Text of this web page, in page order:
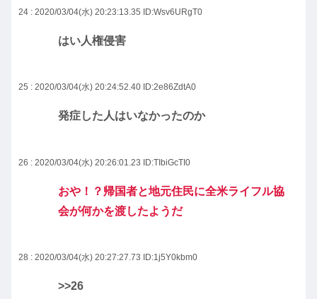
24 : 2020/03/04(水) 20:23:13.35 ID:Wsv6URgT0
はい人権侵害
25 : 2020/03/04(水) 20:24:52.40 ID:2e86ZdtA0
発症した人はいなかったのか
26 : 2020/03/04(水) 20:26:01.23 ID:TIbiGcTI0
おや！？帰国者と地元住民に全米ライフル協
会が何かを渡したようだ
28 : 2020/03/04(水) 20:27:27.73 ID:1j5Y0kbm0
>>26